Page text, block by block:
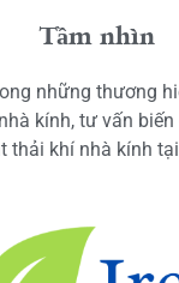
Tầm nhìn
những thương
kính, tư vấn
thải khí nhà kính